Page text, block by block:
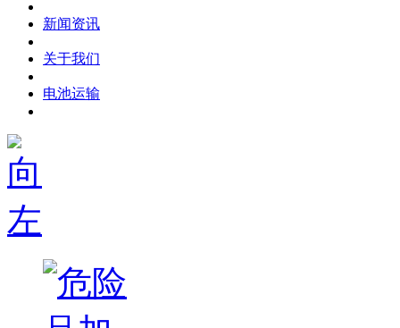
新闻资讯
关于我们
电池运输